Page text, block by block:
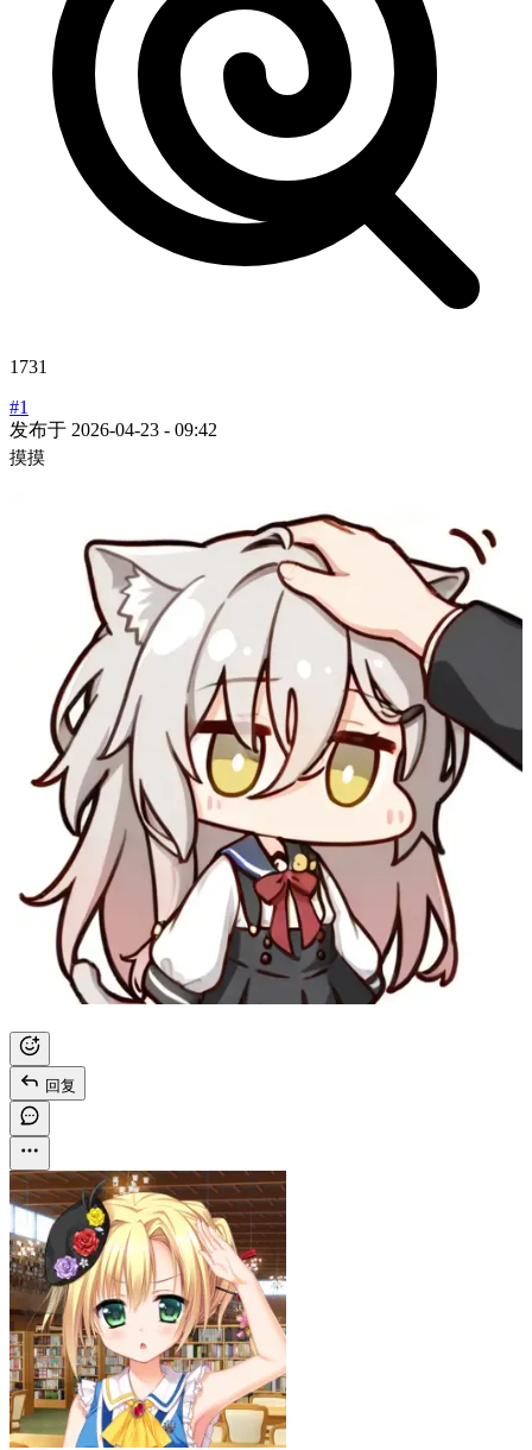
1731
#1
发布于 2026-04-23 - 09:42
摸摸
回复